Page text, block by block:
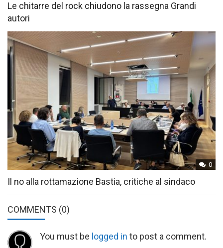
Le chitarre del rock chiudono la rassegna Grandi
autori
0
Il no alla rottamazione Bastia, critiche al sindaco
COMMENTS (0)
You must be logged in to post a comment.